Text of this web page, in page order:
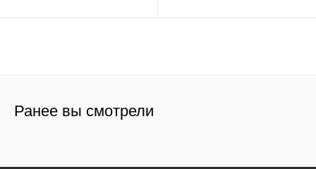
Ранее вы смотрели